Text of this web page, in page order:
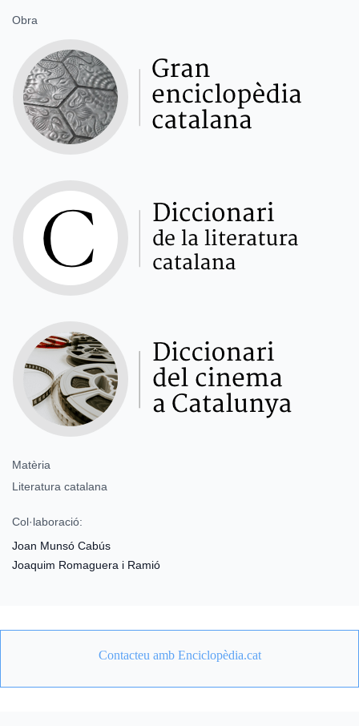
Obra
Matèria
Literatura catalana
Col·laboració:
Joan Munsó Cabús
Joaquim Romaguera i Ramió
Contacteu amb Enciclopèdia.cat